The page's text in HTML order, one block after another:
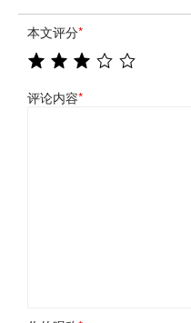
本文评分*
评论内容*